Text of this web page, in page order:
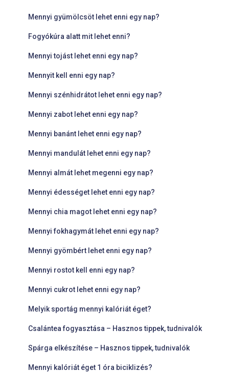
Mennyi gyümölcsöt lehet enni egy nap?
Fogyókúra alatt mit lehet enni?
Mennyi tojást lehet enni egy nap?
Mennyit kell enni egy nap?
Mennyi szénhidrátot lehet enni egy nap?
Mennyi zabot lehet enni egy nap?
Mennyi banánt lehet enni egy nap?
Mennyi mandulát lehet enni egy nap?
Mennyi almát lehet megenni egy nap?
Mennyi édességet lehet enni egy nap?
Mennyi chia magot lehet enni egy nap?
Mennyi fokhagymát lehet enni egy nap?
Mennyi gyömbért lehet enni egy nap?
Mennyi rostot kell enni egy nap?
Mennyi cukrot lehet enni egy nap?
Melyik sportág mennyi kalóriát éget?
Csalántea fogyasztása – Hasznos tippek, tudnivalók
Spárga elkészítése – Hasznos tippek, tudnivalók
Mennyi kalóriát éget 1 óra biciklizés?